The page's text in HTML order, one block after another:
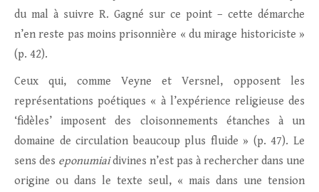
du mal à suivre R. Gagné sur ce point – cette démarche
n’en reste pas moins prisonnière « du mirage historiciste »
(p. 42).
Ceux qui, comme Veyne et Versnel, opposent les
représentations poétiques « à l’expérience religieuse des
‘fidèles’ imposent des cloisonnements étanches à un
domaine de circulation beaucoup plus fluide » (p. 47). Le
sens des eponumiaidivines n’est pas à rechercher dans une
origine ou dans le texte seul, « mais dans une tension